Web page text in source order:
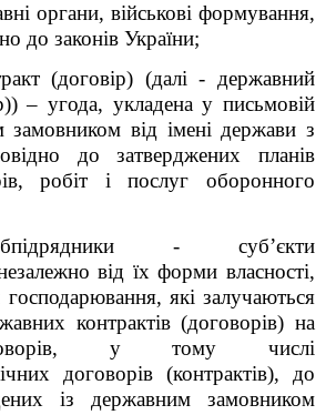
органи, військові формування,
до законів України;
(договір) (далі - державний
– угода, укладена у письмовій
від імені держави з
до затверджених планів
робіт і послуг оборонного
субпідрядники - суб’єкти
від їх форми власності,
господарювання, які залучаються
контрактів (договорів) на
у тому числі
договорів (контрактів), до
із державним замовником